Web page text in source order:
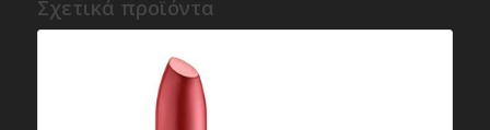
Σχετικά προϊόντα